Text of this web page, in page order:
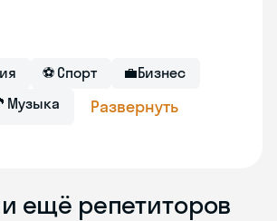
⚽ Спорт 💼Бизнес
Музыка Развернуть
ещё репетиторов